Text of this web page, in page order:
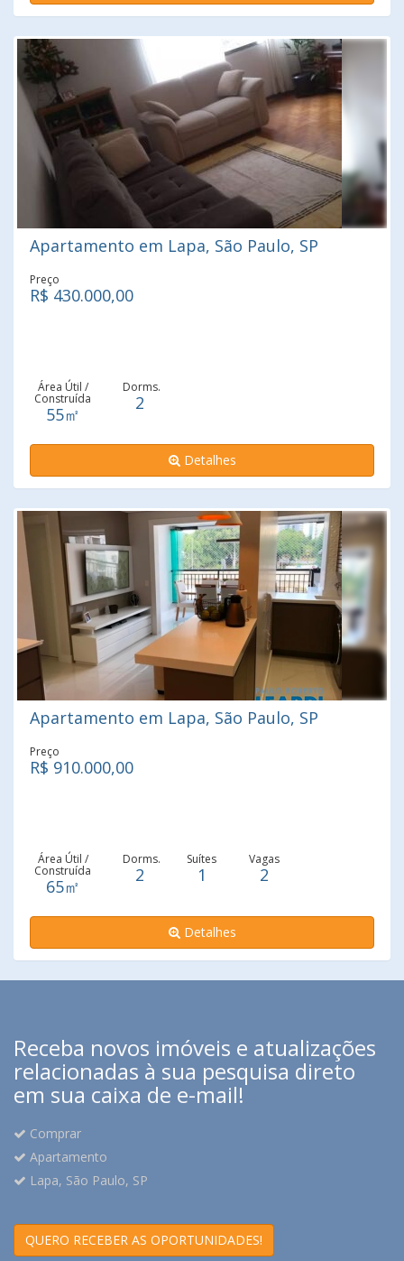
condominio completo, piscina, brinquedoteca,
próximo a pontos de interesse de Vila Ipojuca, tais como
EMEI Ana Maria Poppovic, EE Profº Manuel Ciridião
Buarque, Escola Estadual Professora Marina Cerqueira
Cesar, Colégio Rainha da Paz, Escola Vera Cruz e Escola
Estadual Pereira Barreto.
Apartamento em Lapa, São Paulo, SP
Preço
R$ 430.000,00
Área Útil /
Construída
55㎡
Dorms.
2
Detalhes
Apartamento em Lapa, São Paulo, SP
Preço
R$ 910.000,00
Área Útil /
Construída
65㎡
Dorms.
2
Suítes
1
Vagas
2
Detalhes
Receba novos imóveis e atualizações
relacionadas à sua pesquisa direto
em sua caixa de e-mail!
Comprar
Apartamento
Lapa, São Paulo, SP
QUERO RECEBER AS OPORTUNIDADES!